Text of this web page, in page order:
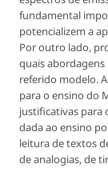
fundamental
potencializem a
Por outro lado,
quais
referido modelo.
para o ensino do
justificativas para
dada ao ensino
leitura de textos
de analogias, de